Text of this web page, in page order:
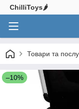
ChilliToys🌶️
Товари та
–10%